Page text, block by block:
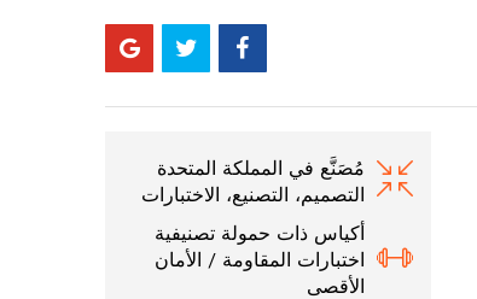
مُصَنَّع في المملكة المتحدة
التصميم، التصنيع، الاختبارات
أكياس ذات حمولة تصنيفية
اختبارات المقاومة / الأمان
الأقصى